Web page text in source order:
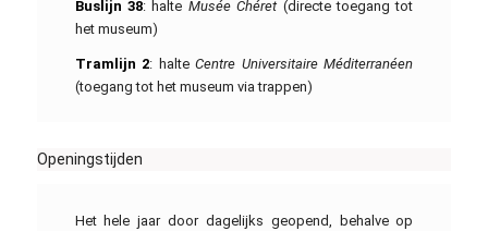
Buslijn 38: halte Musée Chéret(directe toegang tot
het museum)
Tramlijn 2: halteCentre Universitaire Méditerranéen
(toegang tot het museum via trappen)
Openingstijden
Het hele jaar door dagelijks geopend, behalve op